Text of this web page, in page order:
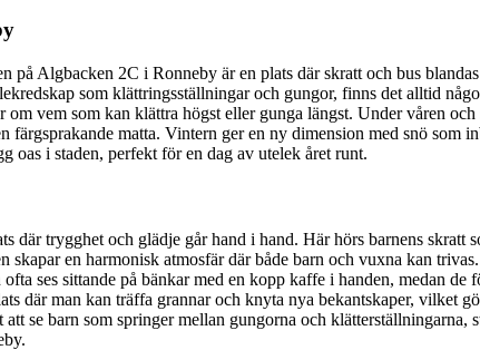
Algbacken 2C i Ronneby är en plats där skratt och bus
som klättringsställningar och gungor, finns det alltid
vem som kan klättra högst eller gunga längst. Under våren
färgsprakande matta. Vintern ger en ny dimension med snö
oas i staden, perfekt för en dag av utelek året runt.
där trygghet och glädje går hand i hand. Här hörs barnens
en harmonisk atmosfär där både barn och vuxna kan
ses sittande på bänkar med en kopp kaffe i handen, medan
där man kan träffa grannar och knyta nya bekantskaper, vilket
se barn som springer mellan gungorna och